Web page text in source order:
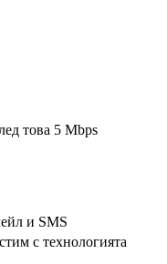
това 5 Mbps
и SMS
с технологията